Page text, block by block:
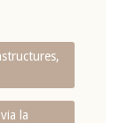
la